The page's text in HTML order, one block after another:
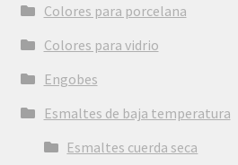
Colores para porcelana
Colores para vidrio
Engobes
Esmaltes de baja temperatura
Esmaltes cuerda seca